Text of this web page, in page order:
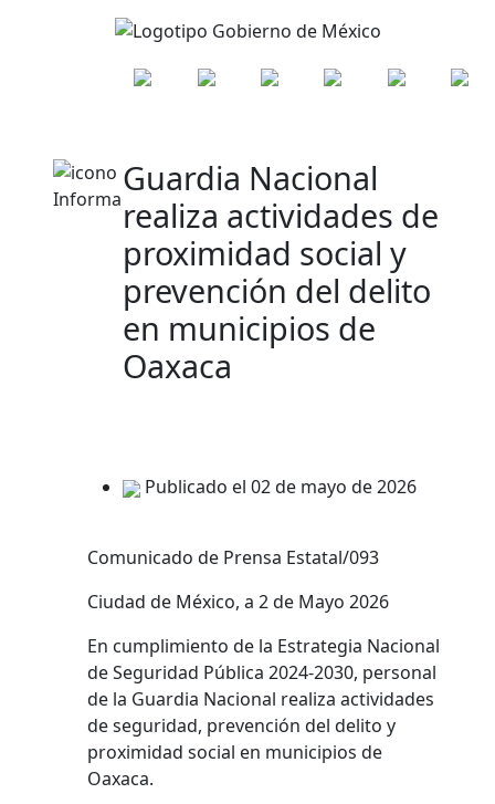
Guardia Nacional
realiza actividades de
proximidad social y
prevención del delito
en municipios de
Oaxaca
Publicado el 02 de mayo de 2026
Comunicado de Prensa Estatal/093
Ciudad de México, a 2 de Mayo 2026
En cumplimiento de la Estrategia Nacional
de Seguridad Pública 2024-2030, personal
de la Guardia Nacional realiza actividades
de seguridad, prevención del delito y
proximidad social en municipios de
Oaxaca.